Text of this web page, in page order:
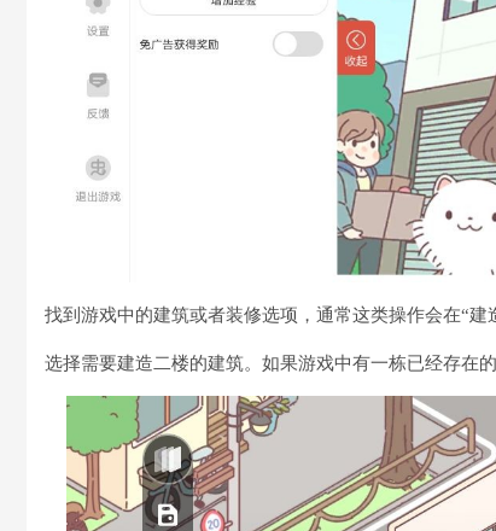
找到游戏中的建筑或者装修选项，通常这类操作会在“建
选择需要建造二楼的建筑。如果游戏中有一栋已经存在